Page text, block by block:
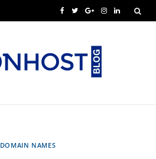
c
T
i
G
o
g
I L
DOMAIN NAMES